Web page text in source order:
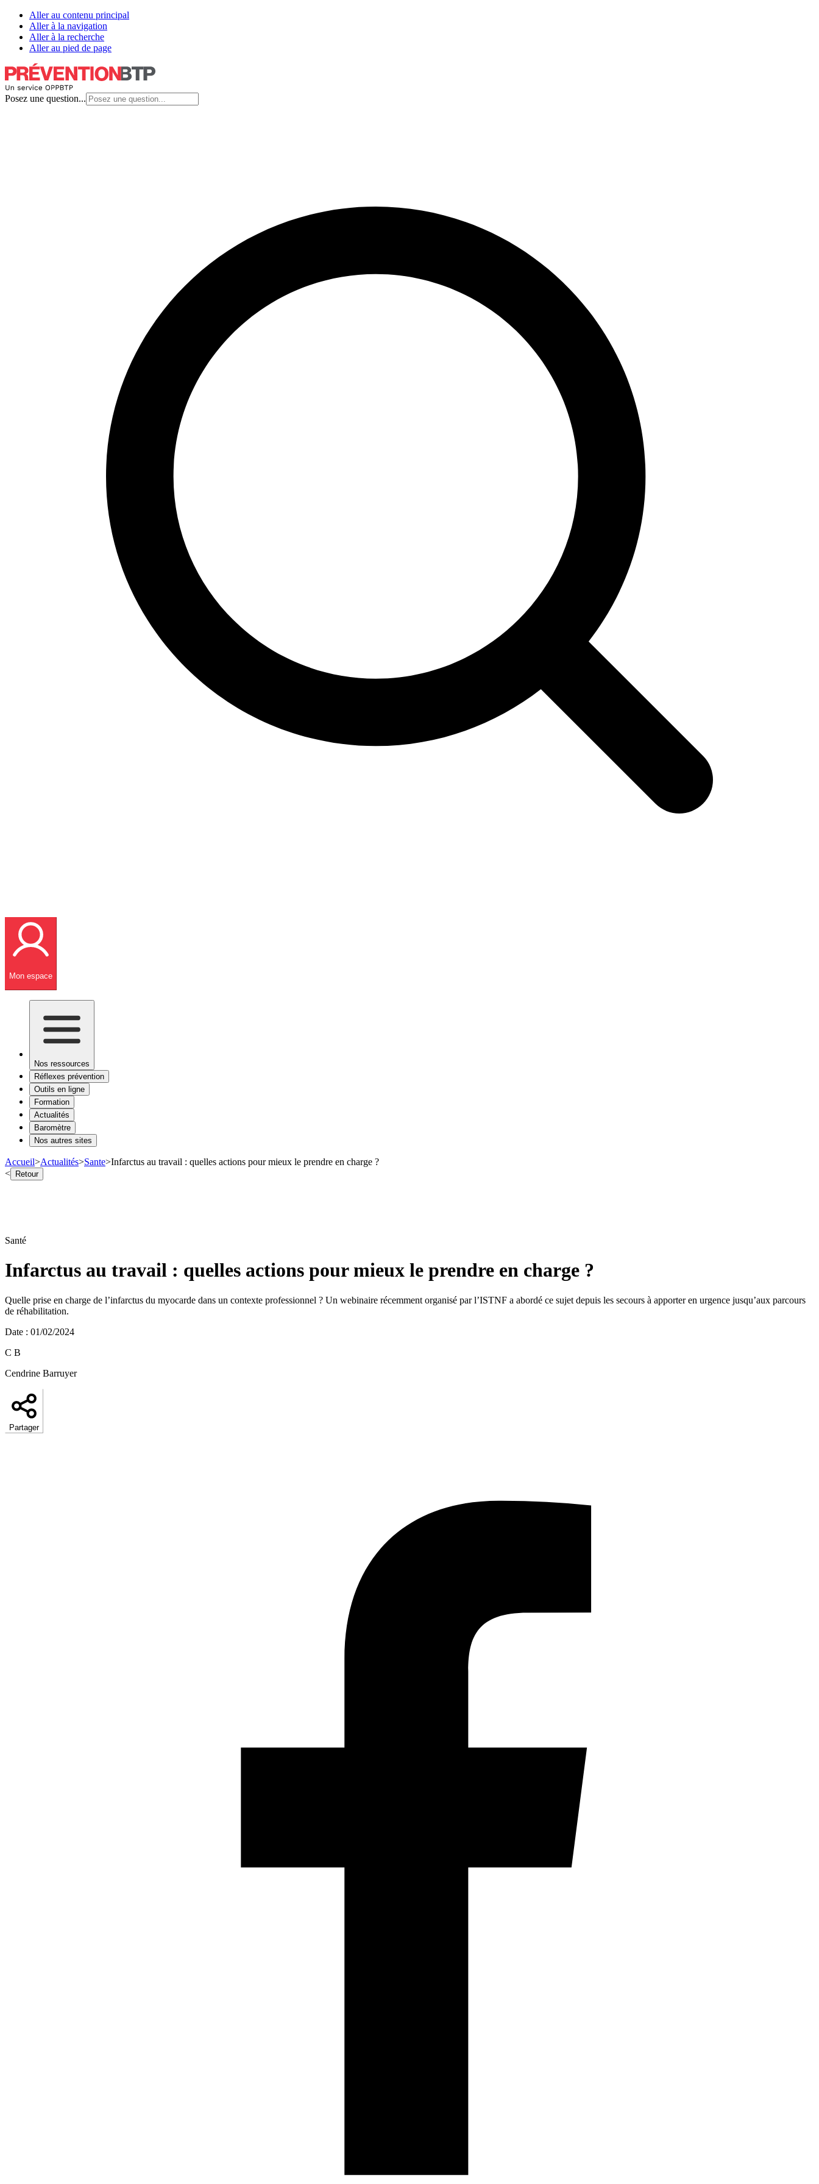
Aller au contenu principal
Aller à la navigation
Aller à la recherche
Aller au pied de page
Posez une question...
Mon espace
Nos ressources
Réflexes prévention
Outils en ligne
Formation
Actualités
Baromètre
Nos autres sites
Accueil>Actualités>Sante>Infarctus au travail : quelles actions pour mieux le prendre en charge ?
< Retour
Santé
Infarctus au travail : quelles actions pour mieux le prendre en charge ?
Quelle prise en charge de l’infarctus du myocarde dans un contexte professionnel ? Un webinaire récemment organisé par l’ISTNF a abordé ce sujet depuis les secours à apporter en urgence jusqu’aux parcours
de réhabilitation.
Date : 01/02/2024
C B
Cendrine Barruyer
Partager